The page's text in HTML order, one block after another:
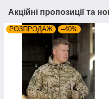
Акційні пропозиції та
РОЗПРОДАЖ –40%